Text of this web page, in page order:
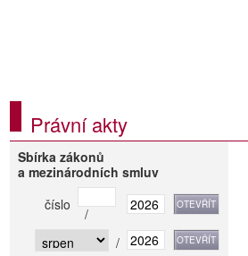
Právní akty
Sbírka zákonů
a mezinárodních smluv
číslo
/
/